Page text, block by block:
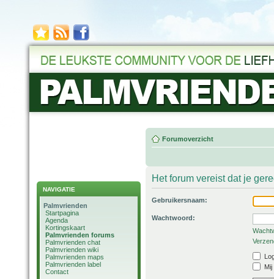
NAVIGATIE
Palmvrienden
Startpagina
Agenda
Kortingskaart
Palmvrienden forums
Palmvrienden chat
Palmvrienden wiki
Palmvrienden maps
Palmvrienden label
Contact
Forumoverzicht
Het forum vereist dat je
Gebruikersnaam:
Wachtwoord: